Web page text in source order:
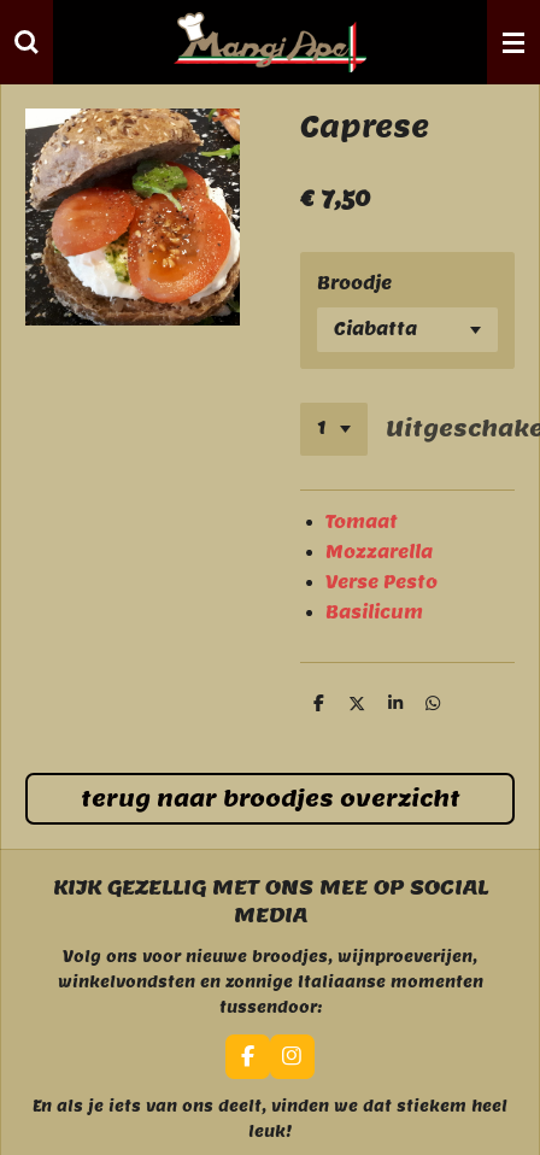
direct
naar
hoofdinhoud
Caprese
€ 7,50
Broodje
Tomaat
Mozzarella
Verse Pesto
Basilicum
D
n
D
S
e
D
n
terug naar broodjes overzicht
KIJK GEZELLIG MET ONS MEE OP SOCIAL
MEDIA
Volg ons voor nieuwe broodjes, wijnproeverijen,
winkelvondsten en zonnige Italiaanse momenten
tussendoor:
F
a
c
e
b
I
n
s
t
a
En als je iets van ons deelt, vinden we dat stiekem heel
leuk!